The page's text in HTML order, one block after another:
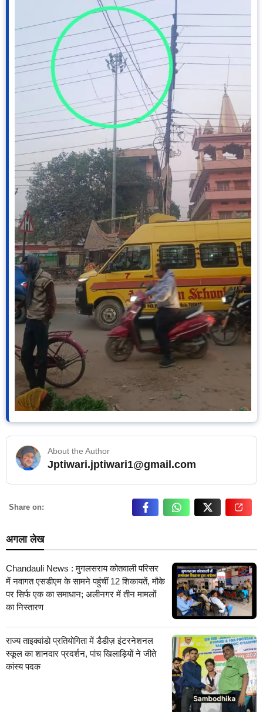
About the Author
Jptiwari.jptiwari1@gmail.com… Read More
Share on:
अगला लेख
Chandauli News : मुगलसराय कोतवाली परिसर
में नवागत एसडीएम के सामने पहुंचीं 12 शिकायतें, मौके
पर सिर्फ एक का समाधान; अलीनगर में तीन मामलों
का निस्तारण
राज्य ताइक्वांडो प्रतियोगिता में डैडीज़ इंटरनेशनल
स्कूल का शानदार प्रदर्शन, पांच खिलाड़ियों ने जीते
कांस्य पदक